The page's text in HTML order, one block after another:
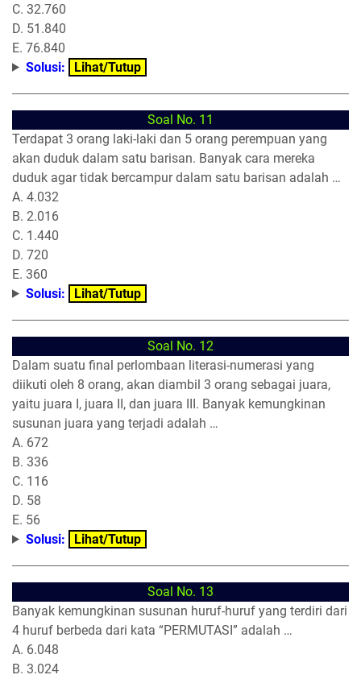
C. 32.760
D. 51.840
E. 76.840
Solusi:
Lihat/Tutup
Soal No. 11
Terdapat 3 orang laki-laki dan 5 orang perempuan yang
akan duduk dalam satu barisan. Banyak cara mereka
duduk agar tidak bercampur dalam satu barisan adalah …
A. 4.032
B. 2.016
C. 1.440
D. 720
E. 360
Solusi:
Lihat/Tutup
Soal No. 12
Dalam suatu final perlombaan literasi-numerasi yang
diikuti oleh 8 orang, akan diambil 3 orang sebagai juara,
yaitu juara I, juara II, dan juara III. Banyak kemungkinan
susunan juara yang terjadi adalah …
A. 672
B. 336
C. 116
D. 58
E. 56
Solusi:
Lihat/Tutup
Soal No. 13
Banyak kemungkinan susunan huruf-huruf yang terdiri dari
4 huruf berbeda dari kata “PERMUTASI” adalah …
A. 6.048
B. 3.024